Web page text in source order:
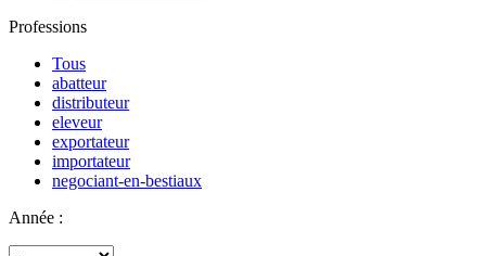
Professions
Tous
abatteur
distributeur
eleveur
exportateur
importateur
negociant-en-bestiaux
Année :